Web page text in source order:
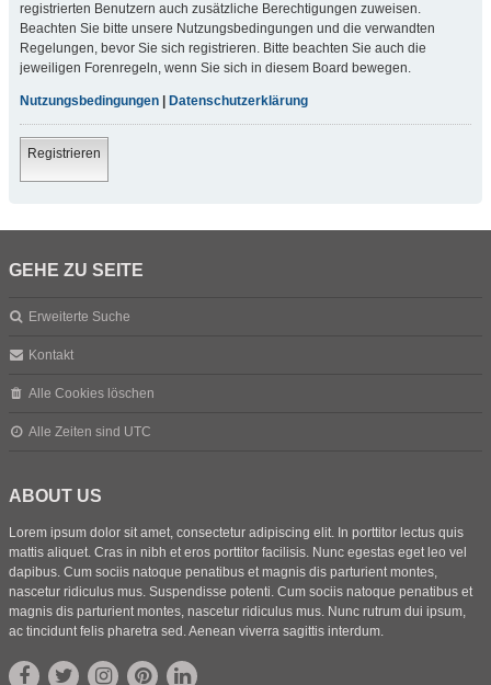
registrierten Benutzern auch zusätzliche Berechtigungen zuweisen.
Beachten Sie bitte unsere Nutzungsbedingungen und die verwandten
Regelungen, bevor Sie sich registrieren. Bitte beachten Sie auch die
jeweiligen Forenregeln, wenn Sie sich in diesem Board bewegen.
Nutzungsbedingungen Datenschutzerklärung
Registrieren
GEHE ZU SEITE
Erweiterte Suche
Kontakt
Alle Cookies löschen
Alle Zeiten sind UTC
ABOUT US
Lorem ipsum dolor sit amet, consectetur adipiscing elit. In porttitor lectus quis
mattis aliquet. Cras in nibh et eros porttitor facilisis. Nunc egestas eget leo vel
dapibus. Cum sociis natoque penatibus et magnis dis parturient montes,
nascetur ridiculus mus. Suspendisse potenti. Cum sociis natoque penatibus et
magnis dis parturient montes, nascetur ridiculus mus. Nunc rutrum dui ipsum,
ac tincidunt felis pharetra sed. Aenean viverra sagittis interdum.